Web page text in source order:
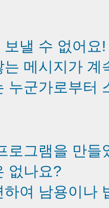
낼 수 없어요!
메시지가 계
누군가로부터
로그램을 만들
없나요?
여 남용이나